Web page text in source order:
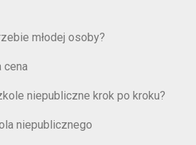
młodej osoby?
cena
niepubliczne krok po kroku?
niepublicznego